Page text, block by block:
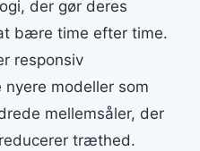
der gør deres
bære time efter time.
responsiv
modeller som
mellemsåler, der
træthed.